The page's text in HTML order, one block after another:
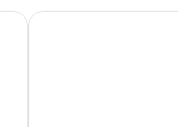
Hotel Miramare & Spa